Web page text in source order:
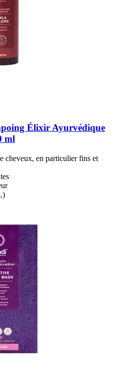
Élixir Ayurvédique
ml
cheveux, en particulier fins et